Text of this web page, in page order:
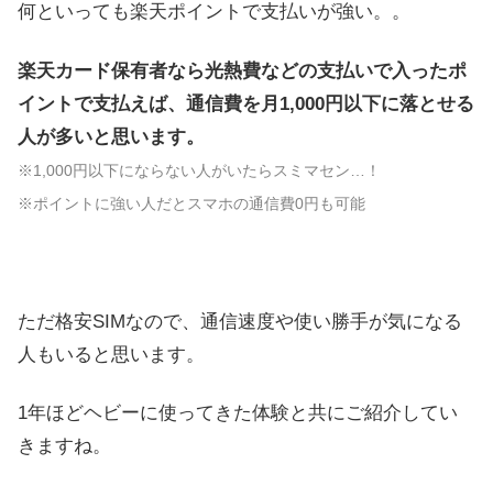
何といっても楽天ポイントで支払いが強い。。
楽天カード保有者なら光熱費などの支払いで入ったポ
イントで支払えば、通信費を月1,000円以下に落とせる
人が多いと思います。
※1,000円以下にならない人がいたらスミマセン…！
※ポイントに強い人だとスマホの通信費0円も可能
ただ格安SIMなので、通信速度や使い勝手が気になる
人もいると思います。
1年ほどヘビーに使ってきた体験と共にご紹介してい
きますね。